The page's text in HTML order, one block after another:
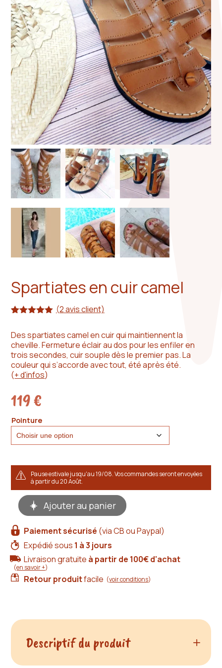
Spartiates en cuir camel
basé sur
notations
client
(2avis client)
Des spartiates camel en cuir qui maintiennent la
cheville. Fermeture éclair au dos pour les enfiler en
trois secondes, cuir souple dès le premier pas. La
couleur qui s’accorde avec tout, été après été.
(+ d'infos)
119€
Pointure
Pause estivale jusqu'au 19/08. Vos commandes seront envoyées
à partir du 20 Août.
quantité
de
Spartiates
en
cuir
camel
Ajouter au panier
Paiement sécurisé (via CB ou Paypal)
Expédié sous 1 à 3 jours
Livraison gratuite à partir de 100€ d'achat
(en savoir +)
Retour produitfacile (voir conditions)
Descriptif du produit